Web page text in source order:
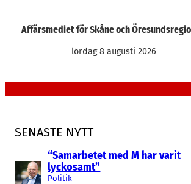
Affärsmediet för Skåne och
lördag 8 augusti 2026
SENASTE NYTT
“Samarbetet med M har varit
lyckosamt”
Politik